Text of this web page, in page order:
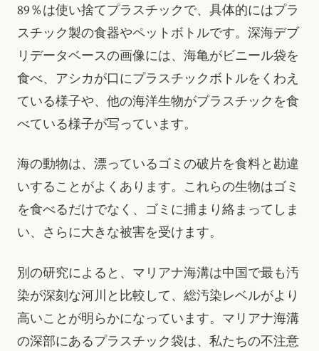
89％は使い捨てプラスチックで、具体的にはプラ
スチック製の食器やペットボトルです。深海デブ
リデータベースの画像には、海亀がビニール袋を
食べ、アシカが口にプラスチックボトルをくわえ
ている様子や、他の海洋生物がプラスチックを食
べている様子が写っています。
海の動物は、漂っているゴミの破片を食料と勘違
いすることがよくあります。これらの生物はゴミ
を食べるだけでなく、ゴミに捕まり絡まってしま
い、さらに大きな被害を受けます。
別の研究によると、マリアナ海溝は中国で最も汚
染が深刻な河川と比較して、総汚染レベルがより
高いことが明らかになっています。マリアナ海溝
の深部にあるプラスチック袋は、私たちの不注意